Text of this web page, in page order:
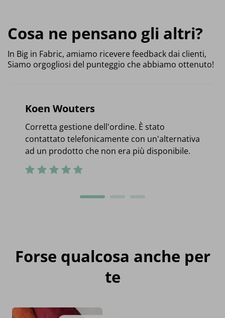
Cosa ne pensano gli altri?
In Big in Fabric, amiamo ricevere feedback dai clienti,
Siamo orgogliosi del punteggio che abbiamo ottenuto!
Koen Wouters
Corretta gestione dell'ordine. È stato
contattato telefonicamente con un'alternativa
ad un prodotto che non era più disponibile.
Forse qualcosa anche per
te